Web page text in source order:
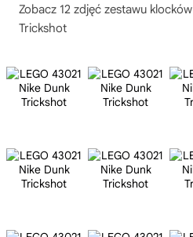
Zobacz 12 zdjęć zestawu klocków
Trickshot